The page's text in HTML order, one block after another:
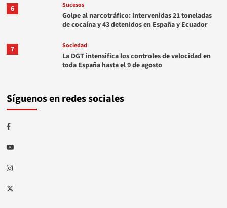
6
Sucesos
Golpe al narcotráfico: intervenidas 21 toneladas
de cocaína y 43 detenidos en España y Ecuador
7 Sociedad
La DGT intensifica los controles de velocidad en
toda España hasta el 9 de agosto
Síguenos en redes sociales
Facebook
Youtube
Instagram
Twitter